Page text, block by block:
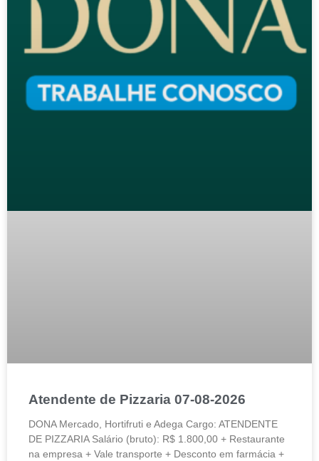
Atendente de Pizzaria 07-08-2026
DONA Mercado, Hortifruti e Adega Cargo: ATENDENTE
DE PIZZARIA Salário (bruto): R$ 1.800,00 + Restaurante
na empresa + Vale transporte + Desconto em farmácia +